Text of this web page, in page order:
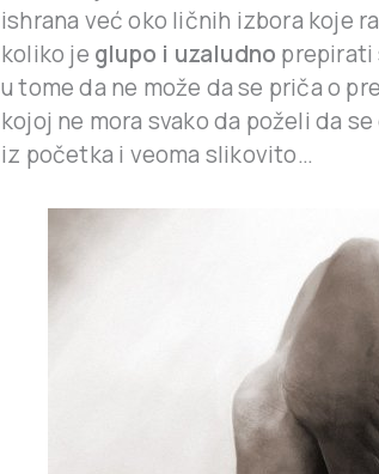
ishrana već oko ličnih izbora koje
koliko je glupo i uzaludno prepirati
u tome da ne može da se priča o
kojoj ne mora svako da poželi da
iz početka i veoma slikovito…